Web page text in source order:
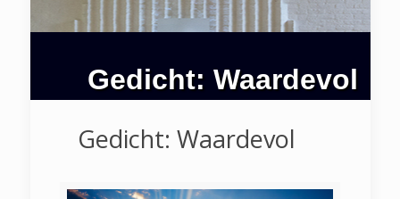
Gedicht: Waardevol
Gedicht: Waardevol